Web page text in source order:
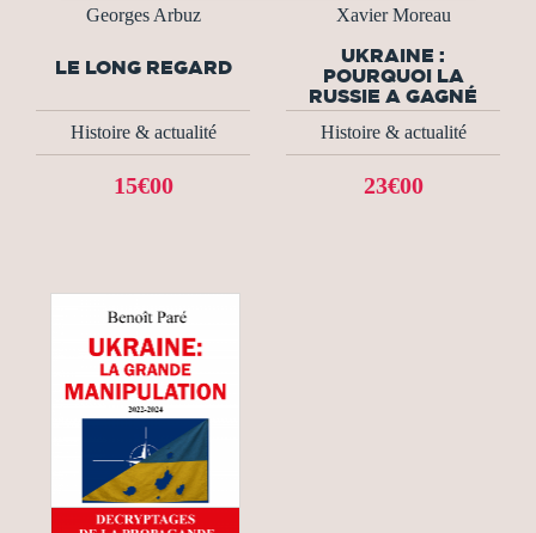
Georges Arbuz
LE LONG REGARD
Histoire & actualité
15€00
Xavier Moreau
UKRAINE :
POURQUOI LA
RUSSIE A GAGNÉ
Histoire & actualité
23€00